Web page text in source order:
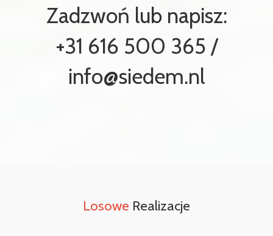
Zadzwoń lub napisz:
+31 616 500 365 /
info@siedem.nl
Losowe Realizacje